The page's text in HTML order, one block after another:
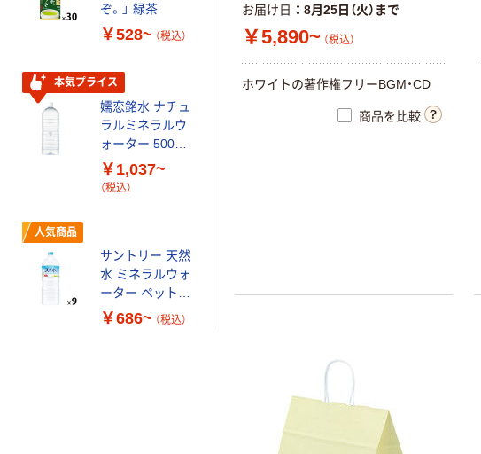
お届け日 8月25日（火）まで
￥5,890~ （税込）
ホワイ トの著作権フ リ ーBGM・CD
商品を比較
ぞ。」 緑茶
￥528~ （税込）
本気プライス
嬬恋銘水 ナチュ
ラルミネラルウ
ォーター 500ml
キャップシール
付き／2Lラベル
￥1,037~
（税込）
人気商品
サントリー 天然
水 ミネラルウォ
ーター ペットボ
トル
￥686~ （税込）